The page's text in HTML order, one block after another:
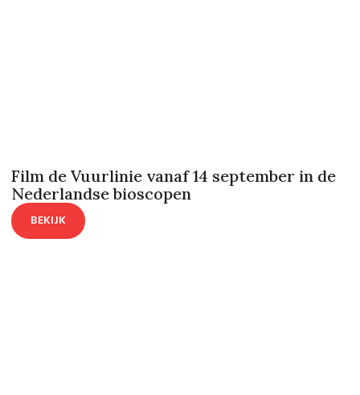
Film de Vuurlinie vanaf 14 september in de
Nederlandse bioscopen
BEKIJK